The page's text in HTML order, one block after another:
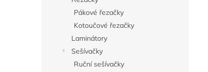
Pákové řezačky
Kotoučové řezačky
Laminátory
Sešívačky
Ruční sešívačky